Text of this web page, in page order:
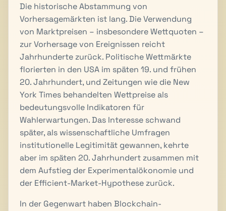
Die historische Abstammung von
Vorhersagemärkten ist lang. Die Verwendung
von Marktpreisen – insbesondere Wettquoten –
zur Vorhersage von Ereignissen reicht
Jahrhunderte zurück. Politische Wettmärkte
florierten in den USA im späten 19. und frühen
20. Jahrhundert, und Zeitungen wie die New
York Times behandelten Wettpreise als
bedeutungsvolle Indikatoren für
Wahlerwartungen. Das Interesse schwand
später, als wissenschaftliche Umfragen
institutionelle Legitimität gewannen, kehrte
aber im späten 20. Jahrhundert zusammen mit
dem Aufstieg der Experimentalökonomie und
der Efficient-Market-Hypothese zurück.
In der Gegenwart haben Blockchain-